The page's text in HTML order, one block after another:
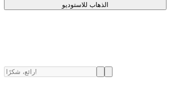
الذهاب للاستوديو